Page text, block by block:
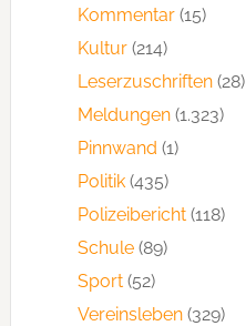
Kommentar(15)
Kultur(214)
Leserzuschriften(28)
Meldungen(1.323)
Pinnwand (1)
Politik(435)
Polizeibericht(118)
Schule(89)
Sport(52)
Vereinsleben(329)